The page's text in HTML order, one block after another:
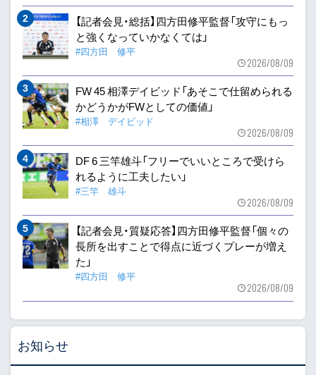
【記者会見・総括】四方田修平監督「攻守にもっ
と強くなっていかなくては」
#四方田 修平
2026/08/09
FW 45 相澤デイビッド「あそこで仕留められる
かどうかがFWとしての価値」
#相澤 デイビッド
2026/08/09
DF 6 三竿雄斗「フリーでいいところで受けら
れるように工夫したい」
#三竿 雄斗
2026/08/09
【記者会見・質疑応答】四方田修平監督「個々の
長所を出すことで得点に近づくプレーが増え
た」
#四方田 修平
2026/08/09
お知らせ